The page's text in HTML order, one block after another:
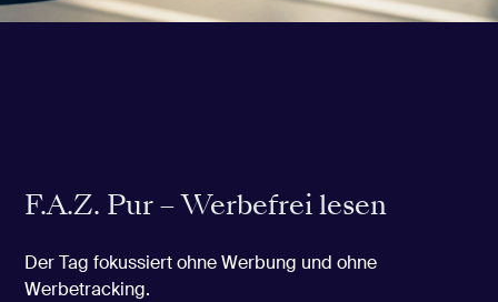
F.A.Z. Pur – Werbefrei lesen
Der Tag fokussiert ohne Werbung und ohne
Werbetracking.